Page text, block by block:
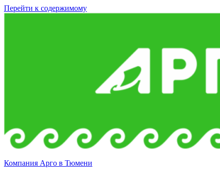
Перейти к содержимому
Компания Арго в Тюмени